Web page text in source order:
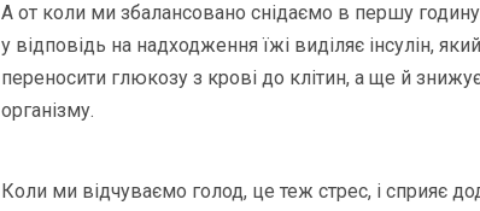
А от коли ми збалансовано снідаємо в першу
у відповідь на надходження їжі виділяє інсулін,
переносити глюкозу з крові до клітин, а ще й
організму.
Коли ми відчуваємо голод, це теж стрес, і сприяє